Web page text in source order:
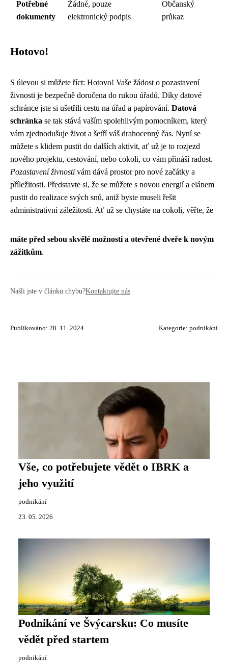
Potřebné
dokumenty
Žádné, pouze
elektronický podpis
Občanský
průkaz
Hotovo!
S úlevou si můžete říct: Hotovo! Vaše žádost o pozastavení
živnosti je bezpečně doručena do rukou úřadů. Díky datové
schránce jste si ušetřili cestu na úřad a papírování. Datová
schránka se tak stává vaším spolehlivým pomocníkem, který
vám zjednodušuje život a šetří váš drahocenný čas. Nyní se
můžete s klidem pustit do dalších aktivit, ať už je to rozjezd
nového projektu, cestování, nebo cokoli, co vám přináší radost.
Pozastavení živnosti vám dává prostor pro nové začátky a
příležitosti. Představte si, že se můžete s novou energií a elánem
pustit do realizace svých snů, aniž byste museli řešit
administrativní záležitosti. Ať už se chystáte na cokoli, věřte, že
máte před sebou skvělé možnosti a otevřené dveře k novým
zážitkům.
Našli jste v článku chybu?Kontaktujte nás
Publikováno: 28. 11. 2024 Kategorie: podnikání
Vše, co potřebujete vědět o IBRK a
jeho využití
podnikání
23. 05. 2026
Podnikání ve Švýcarsku: Co musíte
vědět před startem
podnikání